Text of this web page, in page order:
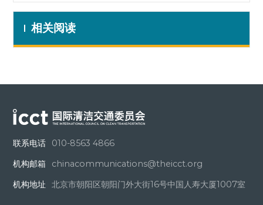
相关阅读
联系电话
010-8563 4866
机构邮箱
chinacommunications@theicct.org
机构地址
北京市朝阳区朝阳门外大街16号中国人寿大厦1007室